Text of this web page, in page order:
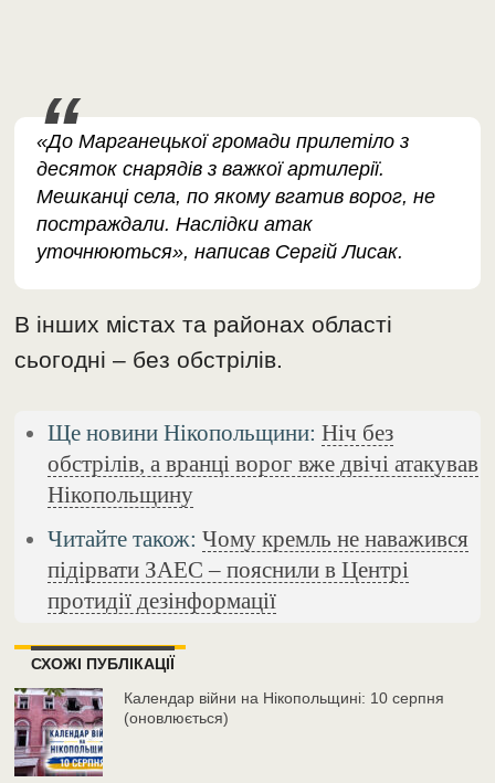
«До Марганецької громади прилетіло з
десяток снарядів з важкої артилерії.
Мешканці села, по якому вгатив ворог, не
постраждали. Наслідки атак
уточнюються», написав Сергій Лисак.
В інших містах та районах області
сьогодні – без обстрілів.
Ще новини Нікопольщини:Ніч без
обстрілів, а вранці ворог вже двічі атакував
Нікопольщину
Читайте також:Чому кремль не наважився
підірвати ЗАЕС – пояснили в Центрі
протидії дезінформації
СХОЖІ ПУБЛІКАЦІЇ
Календар війни на Нікопольщині: 10 серпня
(оновлюється)